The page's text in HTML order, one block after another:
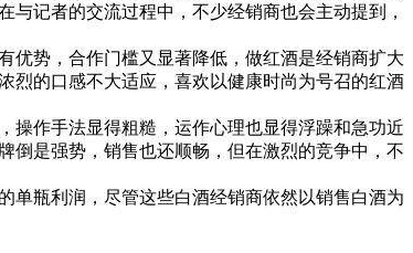
记者的交流过程中，不少经销商也会主动提到，
势，合作门槛又显著降低，做红酒是经销商扩大
烈的口感不大适应，喜欢以健康时尚为号召的红酒
作手法显得粗糙，运作心理也显得浮躁和急功近
倒是强势，销售也还顺畅，但在激烈的竞争中，不
瓶利润，尽管这些白酒经销商依然以销售白酒为